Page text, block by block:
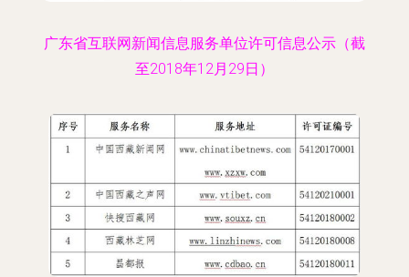
广东省互联网新闻信息服务单位许可信息公示（截
至2018年12月29日）